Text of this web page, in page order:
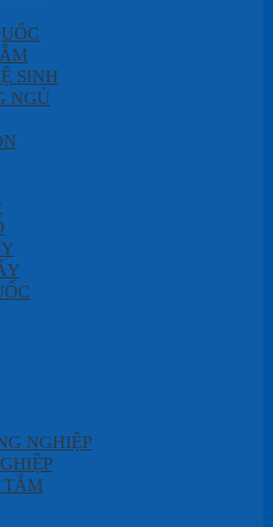
SINH
NGỦ
NGHIỆP
TẮM